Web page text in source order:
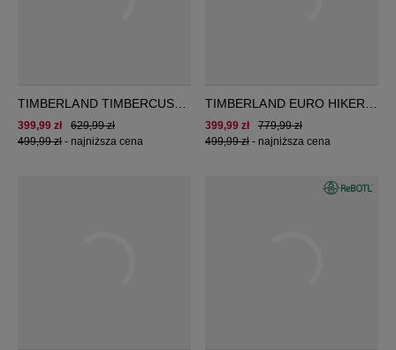
TIMBERLAND TIMBERCUSH
MOTION 7 MID LACE
SNEAKER
629,99 zł
399,99 zł
499,99 zł - najniższa cena
TIMBERLAND EURO HIKER
MID LACE BOOT
779,99 zł
399,99 zł
499,99 zł - najniższa cena